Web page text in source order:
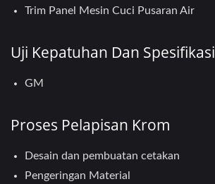
Trim Panel Mesin Cuci Pusaran Air
Uji Kepatuhan Dan Spesifikasi
GM
Proses Pelapisan Krom
Desain dan pembuatan cetakan
Pengeringan Material